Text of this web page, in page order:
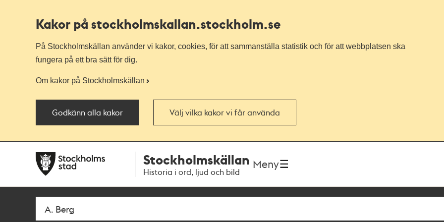
Kakor på stockholmskallan.stockholm.se
På Stockholmskällan använder vi kakor, cookies, för att sammanställa statistik och för att webbplatsen ska
fungera på ett bra sätt för dig.
Om kakor på Stockholmskällan
Godkänn alla kakor Välj vilka kakor vi får använda
navigationen
huvudinnehållet
Stockholmskällan
Historia i ord, ljud och bild
Meny
Sök